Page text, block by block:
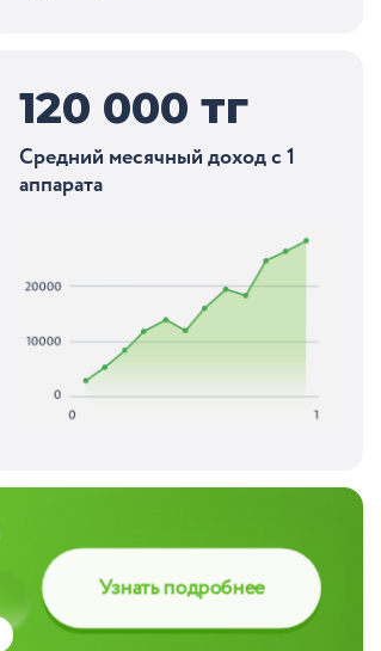
120 000 тг
Средний месячный доход с 1
аппарата
Узнать подробнее